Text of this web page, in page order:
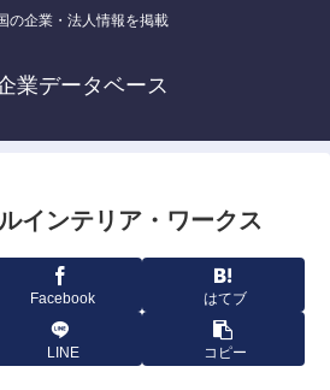
の企業・法人情報を掲載
業データベース
インテリア・ワークス
Facebook はてブ
LINE コピー